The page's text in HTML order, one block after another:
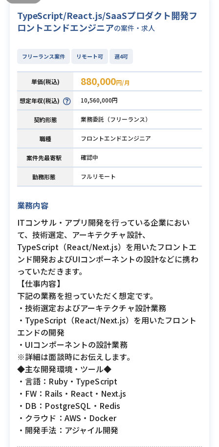
TypeScript/React.js/SaaSプロダクト開発フ
ロントエンドエンジニアの案件・求人
フリーランス案件 リモート可 週4可
単価(税込) 880,000円/月
想定年収(税込) 10,560,000円
契約形態 業務委託（フリーランス）
職種 フロントエンドエンジニア
案件先最寄駅 確認中
勤務形態 フルリモート
業務内容
ITコンサル・アプリ開発を行っている企業におい
て、技術選定、アーキテクチャ設計、
TypeScript（React/Next.js）を用いたフロントエ
ンド開発およびUIコンポーネントの設計などに携わ
っていただきます。
【仕事内容】
下記の業務を担っていただく想定です。
・技術選定およびアーキテクチャ設計業務
・TypeScript（React/Next.js）を用いたフロント
エンドの開発
・UIコンポーネントの設計業務
※詳細は面談時にお伝えします。
◆主な開発環境・ツール◆
・言語：Ruby・TypeScript
・FW：Rails・React・Next.js
・DB：PostgreSQL・Redis
・クラウド：AWS・Docker
・開発手法：アジャイル開発